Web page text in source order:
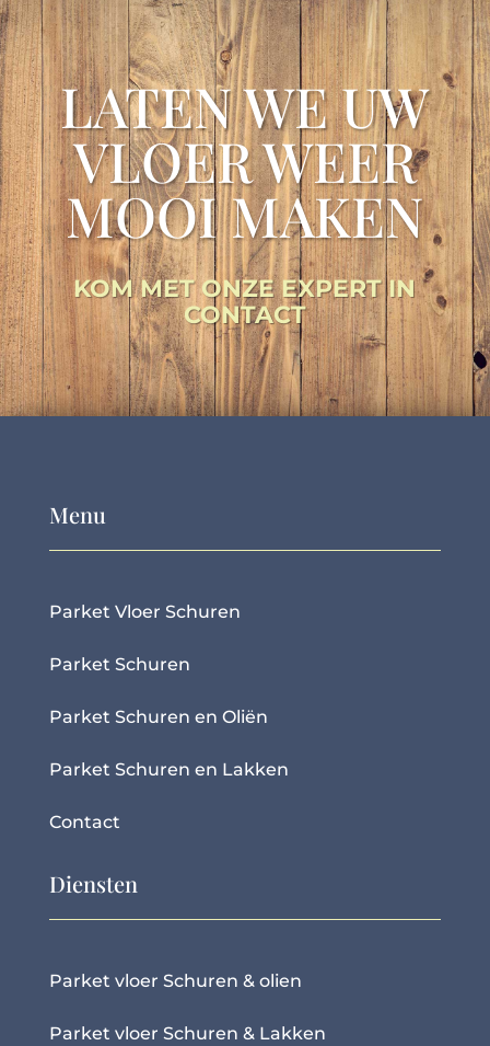
LATEN WE UW
VLOER WEER
MOOI MAKEN
KOM MET ONZE EXPERT IN
CONTACT
Menu
Parket Vloer Schuren
Parket Schuren
Parket Schuren en Oliën
Parket Schuren en Lakken
Contact
Diensten
Parket vloer Schuren & olien
Parket vloer Schuren & Lakken